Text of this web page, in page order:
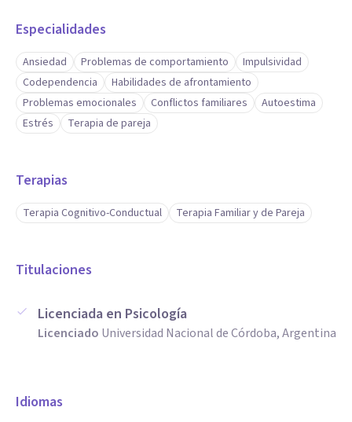
Especialidades
Ansiedad Problemas de comportamiento
Impulsividad
Codependencia
Habilidades de afrontamiento
Problemas emocionales
Conflictos familiares
Autoestima
Estrés
Terapia de pareja
Terapias
Terapia Cognitivo-Conductual Terapia Familiar y de Pareja
Titulaciones
Licenciada en Psicología
Licenciado Universidad Nacional de Córdoba, Argentina
Idiomas